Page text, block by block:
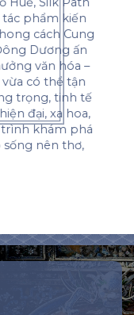
tác phẩm kiến
cách Cung
Dương ấn
văn hóa –
có thể tận
trọng, tinh tế
đại, xa hoa,
khám phá
sống nên thơ,